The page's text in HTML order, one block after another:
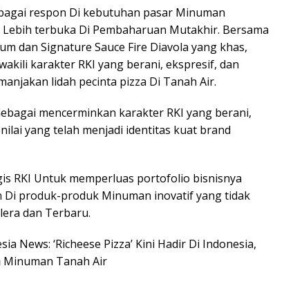
respon Di kebutuhan pasar Minuman
terbuka Di Pembaharuan Mutakhir. Bersama
dan Signature Sauce Fire Diavola yang khas,
karakter RKI yang berani, ekspresif, dan
lidah pecinta pizza Di Tanah Air.
mencerminkan karakter RKI yang berani,
yang telah menjadi identitas kuat brand
RKI Untuk memperluas portofolio bisnisnya
Di produk-produk Minuman inovatif yang tidak
dan Terbaru.
News: ‘Richeese Pizza’ Kini Hadir Di Indonesia,
Tanah Air